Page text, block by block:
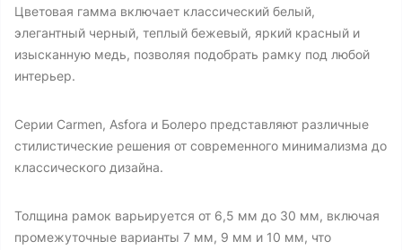
Цветовая гамма включает классический белый,
элегантный черный, теплый бежевый, яркий красный и
изысканную медь, позволяя подобрать рамку под любой
интерьер.
Серии Carmen, Asfora и Болеро представляют различные
стилистические решения от современного минимализма до
классического дизайна.
Толщина рамок варьируется от 6,5 мм до 30 мм, включая
промежуточные варианты 7 мм, 9 мм и 10 мм, что